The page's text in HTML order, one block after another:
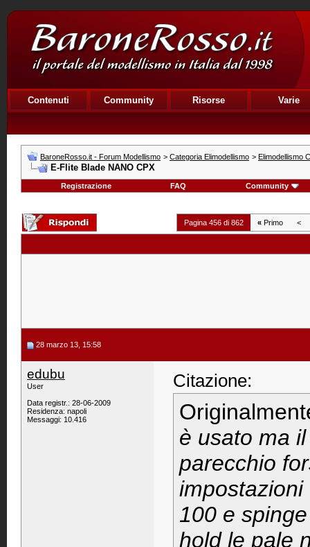
Contenuti Community Risorse Varie
BaroneRosso.it - Forum Modellismo > Categoria Elimodellismo > Elimodellismo
E-Flite Blade NANO CPX
Registrazione FAQ Community
Pagina 456 di 862 « Primo <
28 marzo 13, 15:58
edubu
User
Data registr.: 28-06-2009
Residenza: napoli
Messaggi: 10.416
Citazione:
è usato ma
parecchio
100 e
hold le pale